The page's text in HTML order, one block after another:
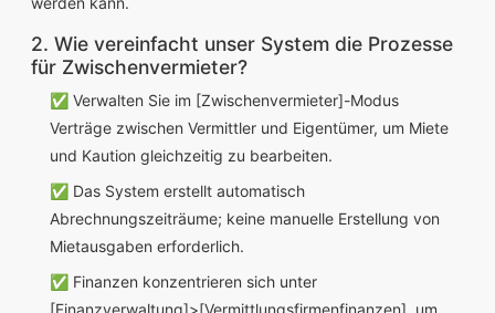
2. Wie vereinfacht unser System die Prozesse
für Zwischenvermieter?
✅ Verwalten Sie im [Zwischenvermieter]-Modus
Verträge zwischen Vermittler und Eigentümer, um Miete
und Kaution gleichzeitig zu bearbeiten.
✅ Das System erstellt automatisch
Abrechnungszeiträume; keine manuelle Erstellung von
Mietausgaben erforderlich.
✅ Finanzen konzentrieren sich unter
[Finanzverwaltung]>[Vermittlungsfirmenfinanzen], um